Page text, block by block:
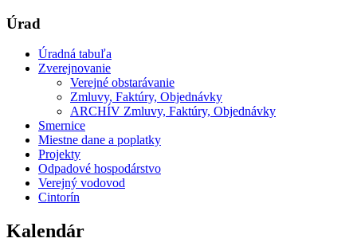
Úrad
Úradná tabuľa
Zverejnovanie
Verejné obstarávanie
Zmluvy, Faktúry, Objednávky
ARCHÍV Zmluvy, Faktúry, Objednávky
Smernice
Miestne dane a poplatky
Projekty
Odpadové hospodárstvo
Verejný vodovod
Cintorín
Kalendár